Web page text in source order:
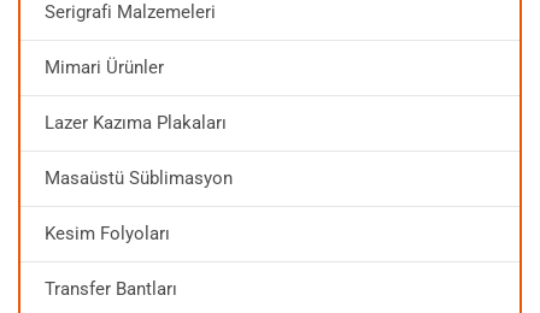
HESABIM
Serigrafi Malzemeleri
Mimari Ürünler
Lazer Kazıma Plakaları
Masaüstü Süblimasyon
Kesim Folyoları
Transfer Bantları